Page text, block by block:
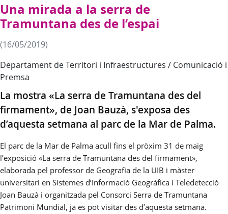
Una mirada a la serra de
Tramuntana des de l’espai
(16/05/2019)
Departament de Territori i Infraestructures / Comunicació i
Premsa
La mostra «La serra de Tramuntana des del
firmament», de Joan Bauzà, s'exposa des
d’aquesta setmana al parc de la Mar de Palma.
El parc de la Mar de Palma acull fins el pròxim 31 de maig
l’exposició «La serra de Tramuntana des del firmament»,
elaborada pel professor de Geografia de la UIB i màster
universitari en Sistemes d’Informació Geogràfica i Teledetecció
Joan Bauzà i organitzada pel Consorci Serra de Tramuntana
Patrimoni Mundial, ja es pot visitar des d’aquesta setmana.